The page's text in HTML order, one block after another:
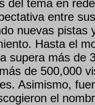
del tema en
entre
nuevas pistas
Hasta el
supera más de
de 500,000
Asimismo,
el